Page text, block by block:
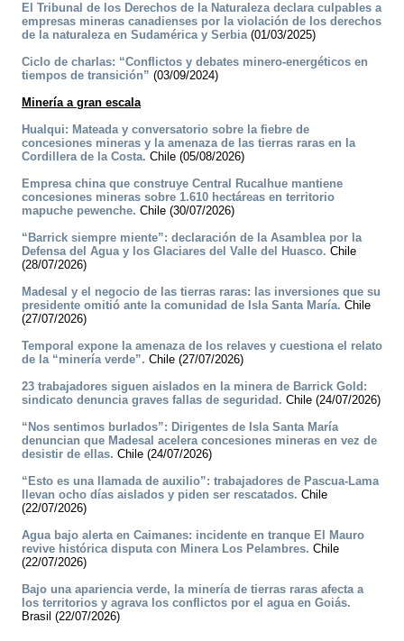
El Tribunal de los Derechos de la Naturaleza declara culpables a
empresas mineras canadienses por la violación de los derechos
de la naturaleza en Sudamérica y Serbia(01/03/2025)
Ciclo de charlas: “Conflictos y debates minero-energéticos en
tiempos de transición” (03/09/2024)
Minería a gran escala
Hualqui: Mateada y conversatorio sobre la fiebre de
concesiones mineras y la amenaza de las tierras raras en la
Cordillera de la Costa. Chile (05/08/2026)
Empresa china que construye Central Rucalhue mantiene
concesiones mineras sobre 1.610 hectáreas en territorio
mapuche pewenche. Chile (30/07/2026)
“Barrick siempre miente”: declaración de la Asamblea por la
Defensa del Agua y los Glaciares del Valle del Huasco. Chile
(28/07/2026)
Madesal y el negocio de las tierras raras: las inversiones que su
presidente omitió ante la comunidad de Isla Santa María. Chile
(27/07/2026)
Temporal expone la amenaza de los relaves y cuestiona el relato
de la “minería verde”. Chile (27/07/2026)
23 trabajadores siguen aislados en la minera de Barrick Gold:
sindicato denuncia graves fallas de seguridad. Chile (24/07/2026)
“Nos sentimos burlados”: Dirigentes de Isla Santa María
denuncian que Madesal acelera concesiones mineras en vez de
desistir de ellas. Chile (24/07/2026)
“Esto es una llamada de auxilio”: trabajadores de Pascua-Lama
llevan ocho días aislados y piden ser rescatados. Chile
(22/07/2026)
Agua bajo alerta en Caimanes: incidente en tranque El Mauro
revive histórica disputa con Minera Los Pelambres. Chile
(22/07/2026)
Bajo una apariencia verde, la minería de tierras raras afecta a
los territorios y agrava los conflictos por el agua en Goiás.
Brasil (22/07/2026)